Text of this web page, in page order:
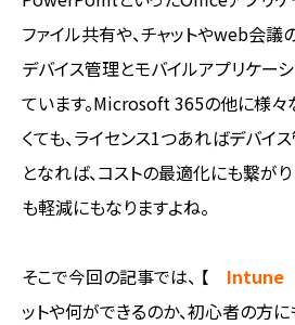
ファイル共有や、チャットやweb会議
デバイス管理とモバイルアプリケー
ています。Microsoft 365の他に様々
くても、ライセンス1つあればデバイ
となれば、コストの最適化にも繋が
も軽減にもなりますよね。
そこで今回の記事では、 【 Intune
ットや何ができるのか、初心者の方